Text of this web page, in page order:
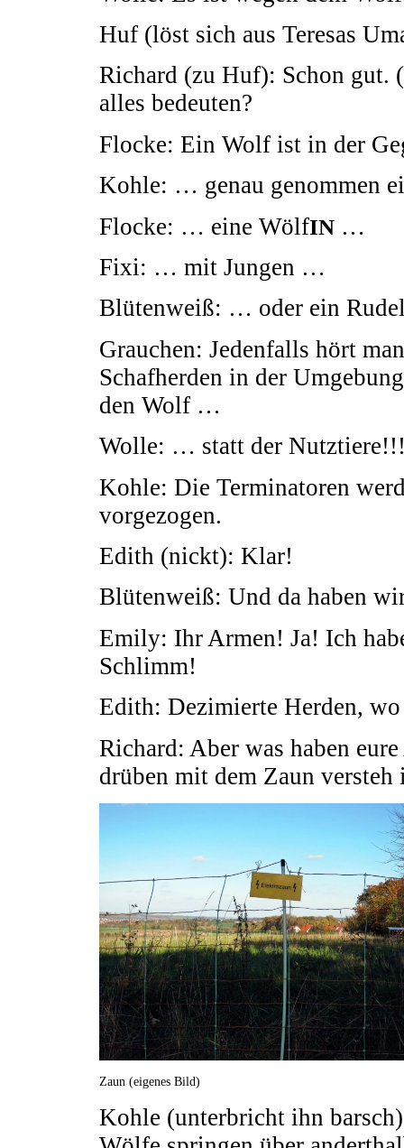
Huf (löst sich aus Teresas
Richard (zu Huf): Schon gut.
alles bedeuten?
Flocke: Ein Wolf ist in der
Kohle: … genau genommen
Flocke: … eine WölfIN…
Fixi: … mit Jungen …
Blütenweiß: … oder ein
Grauchen: Jedenfalls hört
Schafherden in der
den Wolf …
Wolle: … statt der
Kohle: Die Terminatoren
vorgezogen.
Edith (nickt): Klar!
Blütenweiß: Und da haben
Emily: Ihr Armen! Ja! Ich
Schlimm!
Edith: Dezimierte Herden,
Richard: Aber was haben
drüben mit dem Zaun
Zaun (eigenes Bild)
Kohle (unterbricht ihn